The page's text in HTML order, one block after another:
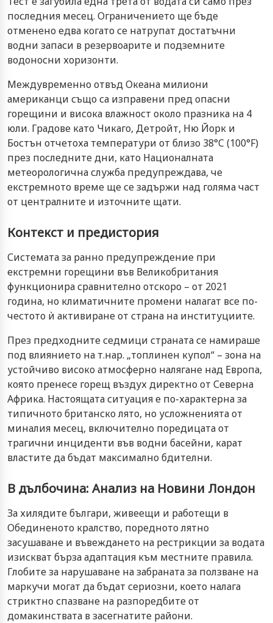
последния месец. Ограничението ще бъде
отменено едва когато се натрупат достатъчни
водни запаси в резервоарите и подземните
водоносни хоризонти.
Междувременно отвъд Океана милиони
американци също са изправени пред опасни
горещини и висока влажност около празника на 4
юли. Градове като Чикаго, Детройт, Ню Йорк и
Бостън отчетоха температури от близо 38°C (100°F)
през последните дни, като Националната
метеорологична служба предупреждава, че
екстремното време ще се задържи над голяма част
от централните и източните щати.
Контекст и предистория
Системата за ранно предупреждение при
екстремни горещини във Великобритания
функционира сравнително отскоро – от 2021
година, но климатичните промени налагат все по-
честото ѝ активиране от страна на институциите.
През предходните седмици страната се намираше
под влиянието на т.нар. „топлинен купол“ – зона на
устойчиво високо атмосферно налягане над Европа,
която пренесе горещ въздух директно от Северна
Африка. Настоящата ситуация е по-характерна за
типичното британско лято, но усложненията от
миналия месец, включително поредицата от
трагични инциденти във водни басейни, карат
властите да бъдат максимално бдителни.
В дълбочина: Анализ на Новини Лондон
За хилядите българи, живеещи и работещи в
Обединеното кралство, поредното лятно
засушаване и въвеждането на рестрикции за водата
изискват бърза адаптация към местните правила.
Глобите за нарушаване на забраната за ползване на
маркучи могат да бъдат сериозни, което налага
стриктно спазване на разпоредбите от
домакинствата в засегнатите райони.